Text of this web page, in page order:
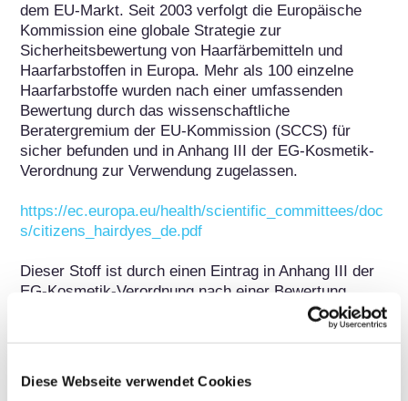
Diese Webseite verwendet Cookies
dem EU-Markt. Seit 2003 verfolgt die Europäische
Kommission eine globale Strategie zur
Sicherheitsbewertung von Haarfärbemitteln und
Haarfarbstoffen in Europa. Mehr als 100 einzelne
Haarfarbstoffe wurden nach einer umfassenden
Bewertung durch das wissenschaftliche
Beratergremium der EU-Kommission (SCCS) für
sicher befunden und in Anhang III der EG-Kosmetik-
Verordnung zur Verwendung zugelassen.
https://ec.europa.eu/health/scientific_committees/doc
s/citizens_hairdyes_de.pdf
Dieser Stoff ist durch einen Eintrag in Anhang III der
EG-Kosmetik-Verordnung nach einer Bewertung
durch das wissenschaftliche Beratergremium der EU-
Kommission (SCCS) ausdrücklich zugelassen
maximale Konzentration oder die Verwendung nur in